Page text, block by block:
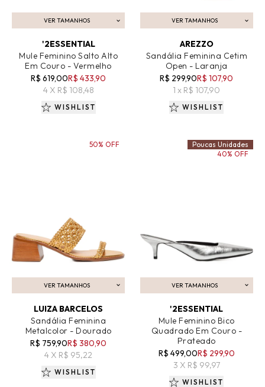
VER TAMANHOS
ADICIONAR AO CARRINHO
'2ESSENTIAL
Mule Feminino Salto Alto
Em Couro - Vermelho
R$ 619,00R$ 433,90
4 X R$ 108,48
WISHLIST
VER TAMANHOS
ADICIONAR AO CARRINHO
AREZZO
Sandália Feminina Cetim
Open - Laranja
R$ 299,90R$ 107,90
1 x R$ 107,90
WISHLIST
VER TAMANHOS
ADICIONAR AO CARRINHO
LUIZA BARCELOS
Sandália Feminina
Metalcolor - Dourado
R$ 759,90R$ 380,90
4 X R$ 95,22
50% OFF
WISHLIST
VER TAMANHOS
ADICIONAR AO CARRINHO
'2ESSENTIAL
Mule Feminino Bico
Quadrado Em Couro -
Prateado
R$ 499,00R$ 299,90
3 X R$ 99,97
Poucas Unidades
40% OFF
WISHLIST